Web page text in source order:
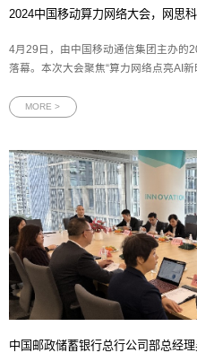
2024中国移动算力网络大会，网思
4月29日，由中国移动通信集团主办的
落幕。本次大会聚焦“算力网络点亮AI
其最新研发的AlphaMind® AI视觉感知
MORE >
中国邮政储蓄银行总行公司部总经